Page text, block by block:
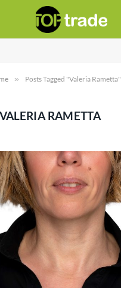
» Posts Tagged "Valeria Rametta"
VALERIA RAMETTA